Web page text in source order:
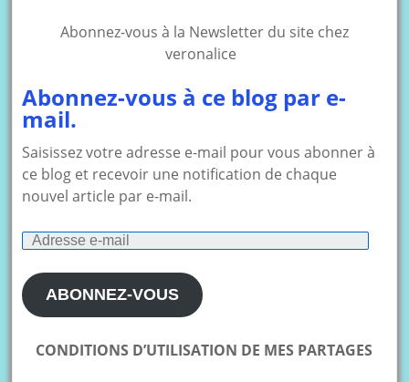
Abonnez-vous à la Newsletter du site chez
veronalice
Abonnez-vous à ce blog par e-
mail.
Saisissez votre adresse e-mail pour vous abonner à
ce blog et recevoir une notification de chaque
nouvel article par e-mail.
Adresse
mail
ABONNEZ-VOUS
CONDITIONS D’UTILISATION DE MES PARTAGES